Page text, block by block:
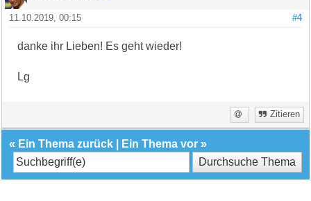
#4
11.10.2019, 00:15
danke ihr Lieben! Es geht wieder!
Lg
Zitieren
« Ein Thema zurück Ein Thema vor »